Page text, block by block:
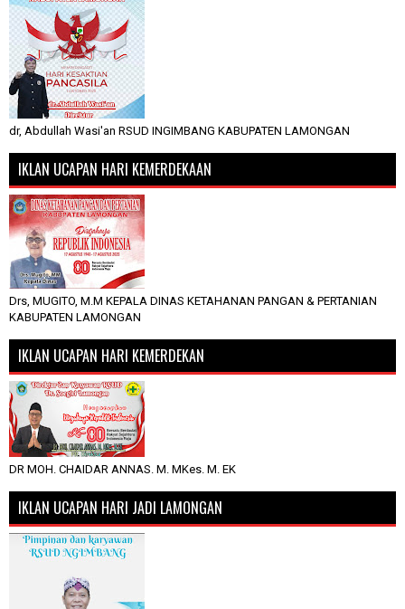
dr, Abdullah Wasi'an RSUD INGIMBANG KABUPATEN LAMONGAN
IKLAN UCAPAN HARI KEMERDEKAAN
Drs, MUGITO, M.M KEPALA DINAS KETAHANAN PANGAN & PERTANIAN
KABUPATEN LAMONGAN
IKLAN UCAPAN HARI KEMERDEKAN
DR MOH. CHAIDAR ANNAS. M. MKes. M. EK
IKLAN UCAPAN HARI JADI LAMONGAN